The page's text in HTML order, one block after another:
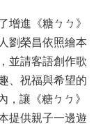
進《糖ㄅㄅ》
劉榮昌依照繪本
並請客語創作歌
、祝福與希望的
，讓《糖ㄅㄅ》
提供親子一邊遊